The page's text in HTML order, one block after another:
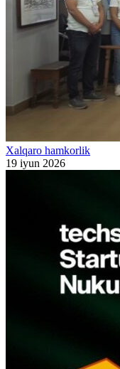
Xalqaro hamkorlik
19 iyun 2026